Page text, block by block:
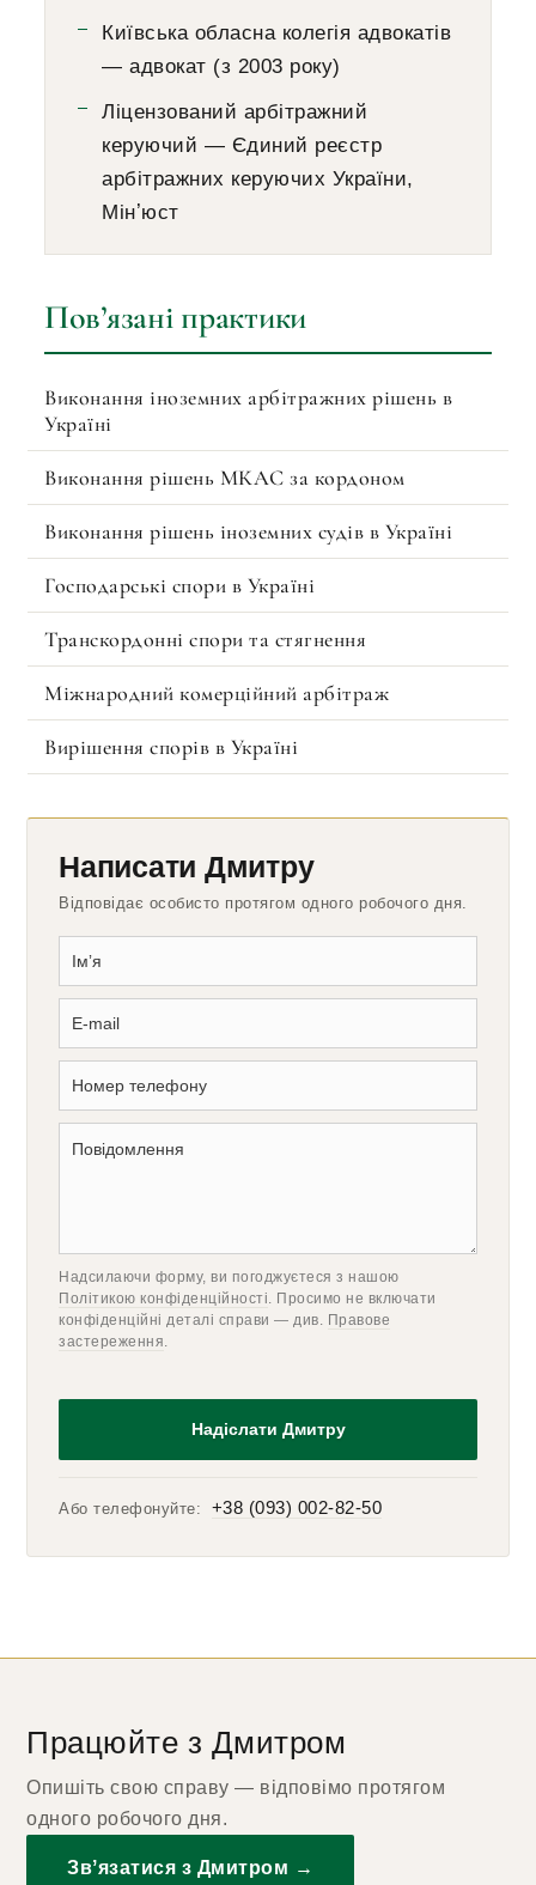
Київська обласна колегія адвокатів
— адвокат (з 2003 року)
Ліцензований арбітражний
керуючий — Єдиний реєстр
арбітражних керуючих України,
Мінʼюст
Повʼязані практики
Виконання іноземних арбітражних рішень в
Україні
Виконання рішень МКАС за кордоном
Виконання рішень іноземних судів в Україні
Господарські спори в Україні
Транскордонні спори та стягнення
Міжнародний комерційний арбітраж
Вирішення спорів в Україні
Написати Дмитру
Відповідає особисто протягом одного робочого дня.
Надсилаючи форму, ви погоджуєтеся з нашою
Політикою конфіденційності. Просимо не включати
конфіденційні деталі справи — див. Правове
застереження.
Або телефонуйте: +38 (093) 002-82-50
Працюйте з Дмитром
Опишіть свою справу — відповімо протягом
одного робочого дня.
Звʼязатися з Дмитром →